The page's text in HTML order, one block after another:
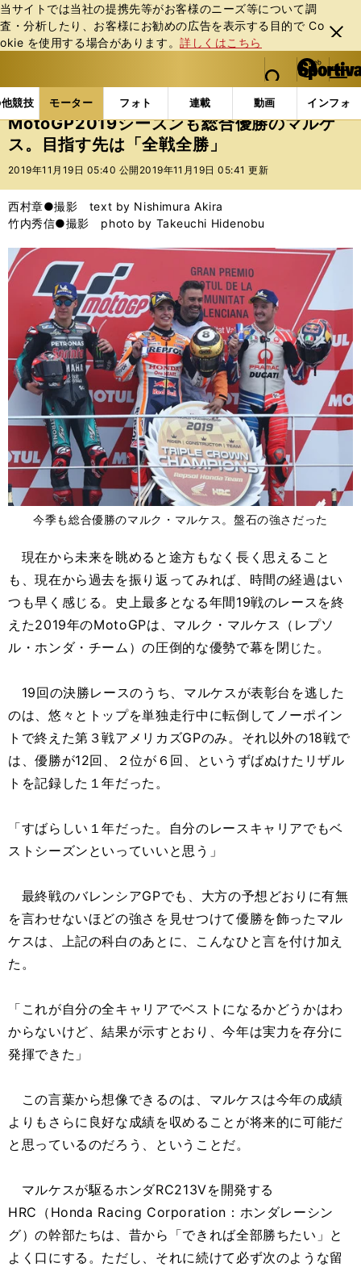
当サイトでは当社の提携先等がお客様のニーズ等について調
査・分析したり、お客様にお勧めの広告を表⽰する⽬的で Co
okie を使⽤する場合があります。詳しくはこちら
閉じ
る
web Sportiva (webスポルティーバ)
検索
マイペ
ー
ジ
メニュ
競技 モーター フォト 連載 動画 インフォ
b
ス
ポ
ル
バ
モーターの記事一覧 モーター MotoGP
MotoGP2019シーズンも総合優勝のマルケ
ス。目指す先は「全戦全勝」
2019年11月19日 05:40 公開 2019年11月19日 05:41 更新
西村章●撮影 text by Nishimura Akira
竹内秀信●撮影 photo by Takeuchi Hidenobu
今季も総合優勝のマルク・マルケス。盤石の強さだった
現在から未来を眺めると途方もなく長く思えること
も、現在から過去を振り返ってみれば、時間の経過はい
つも早く感じる。史上最多となる年間19戦のレースを終
えた2019年のMotoGPは、マルク・マルケス（レプソ
ル・ホンダ・チーム）の圧倒的な優勢で幕を閉じた。
19回の決勝レースのうち、マルケスが表彰台を逃した
のは、悠々とトップを単独走行中に転倒してノーポイン
トで終えた第３戦アメリカズGPのみ。それ以外の18戦で
は、優勝が12回、２位が６回、というずばぬけたリザル
トを記録した１年だった。
「すばらしい１年だった。自分のレースキャリアでもベ
ストシーズンといっていいと思う」
最終戦のバレンシアGPでも、大方の予想どおりに有無
を言わせないほどの強さを見せつけて優勝を飾ったマル
ケスは、上記の科白のあとに、こんなひと言を付け加え
た。
「これが自分の全キャリアでベストになるかどうかはわ
からないけど、結果が示すとおり、今年は実力を存分に
発揮できた」
この言葉から想像できるのは、マルケスは今年の成績
よりもさらに良好な成績を収めることが将来的に可能だ
と思っているのだろう、ということだ。
マルケスが駆るホンダRC213Vを開発する
HRC（Honda Racing Corporation：ホンダレーシン
グ）の幹部たちは、昔から「できれば全部勝ちたい」と
よく口にする。ただし、それに続けて必ず次のような留